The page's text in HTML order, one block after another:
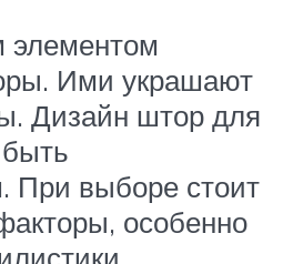
Ими украшают
Дизайн штор для
При выборе стоит
особенно